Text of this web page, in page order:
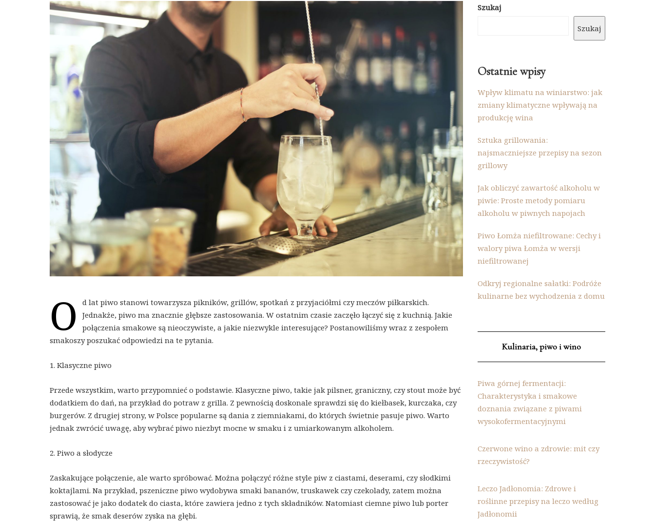
O
d lat piwo stanowi towarzysza pikników, grillów, spotkań z przyjaciółmi czy meczów piłkarskich.
Jednakże, piwo ma znacznie głębsze zastosowania. W ostatnim czasie zaczęło łączyć się z kuchnią. Jakie
połączenia smakowe są nieoczywiste, a jakie niezwykle interesujące? Postanowiliśmy wraz z zespołem
smakoszy poszukać odpowiedzi na te pytania.
1. Klasyczne piwo
Przede wszystkim, warto przypomnieć o podstawie. Klasyczne piwo, takie jak pilsner, graniczny, czy stout może być
dodatkiem do dań, na przykład do potraw z grilla. Z pewnością doskonale sprawdzi się do kiełbasek, kurczaka, czy
burgerów. Z drugiej strony, w Polsce popularne są dania z ziemniakami, do których świetnie pasuje piwo. Warto
jednak zwrócić uwagę, aby wybrać piwo niezbyt mocne w smaku i z umiarkowanym alkoholem.
2. Piwo a słodycze
Zaskakujące połączenie, ale warto spróbować. Można połączyć różne style piw z ciastami, deserami, czy słodkimi
koktajlami. Na przykład, pszeniczne piwo wydobywa smaki bananów, truskawek czy czekolady, zatem można
zastosować je jako dodatek do ciasta, które zawiera jedno z tych składników. Natomiast ciemne piwo lub porter
sprawią, że smak deserów zyska na głębi.
Szukaj
Szukaj
Ostatnie wpisy
Wpływ klimatu na winiarstwo: jak
zmiany klimatyczne wpływają na
produkcję wina
Sztuka grillowania:
najsmaczniejsze przepisy na sezon
grillowy
Jak obliczyć zawartość alkoholu w
piwie: Proste metody pomiaru
alkoholu w piwnych napojach
Piwo Łomża niefiltrowane: Cechy i
walory piwa Łomża w wersji
niefiltrowanej
Odkryj regionalne sałatki: Podróże
kulinarne bez wychodzenia z domu
Kulinaria, piwo i wino
Piwa górnej fermentacji:
Charakterystyka i smakowe
doznania związane z piwami
wysokofermentacyjnymi
Czerwone wino a zdrowie: mit czy
rzeczywistość?
Leczo Jadłonomia: Zdrowe i
roślinne przepisy na leczo według
Jadłonomii